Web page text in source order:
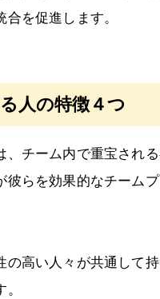
を促進します。
人の特徴４つ
、チーム内で重宝され
彼らを効果的なチーム
の高い人々が共通して